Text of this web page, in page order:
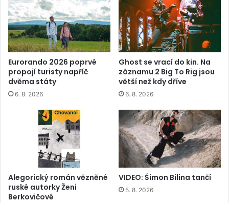
Eurorando 2026 poprvé
propojí turisty napříč
dvěma státy
6. 8. 2026
Ghost se vrací do kin. Na
záznamu 2 Big To Rig jsou
větší než kdy dříve
6. 8. 2026
Alegorický román vězněné
ruské autorky Ženi
Berkovičové
VIDEO: Šimon Bilina tančí
5. 8. 2026